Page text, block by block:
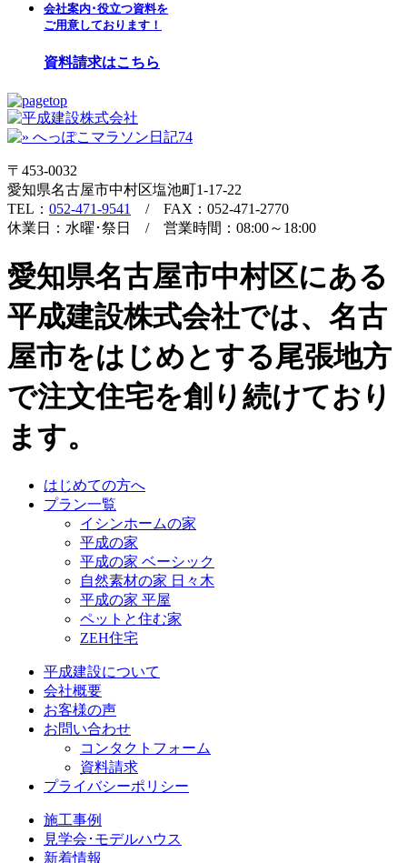
会社案内･役立つ資料を
ご用意しております！
資料請求はこちら
〒453-0032
愛知県名古屋市中村区塩池町1-17-22
TEL： 052-471-9541
/ FAX：052-471-2770
休業日：水曜･祭日 / 営業時間：08:00～18:00
愛知県名古屋市中村区にある
平成建設株式会社では、名古
屋市をはじめとする尾張地方
で注文住宅を創り続けており
ます。
はじめての方へ
プラン一覧
イシンホームの家
平成の家
平成の家 ベーシック
自然素材の家 日々木
平成の家 平屋
ペットと住む家
ZEH住宅
平成建設について
会社概要
お客様の声
お問い合わせ
コンタクトフォーム
資料請求
プライバシーポリシー
施工事例
見学会･モデルハウス
新着情報